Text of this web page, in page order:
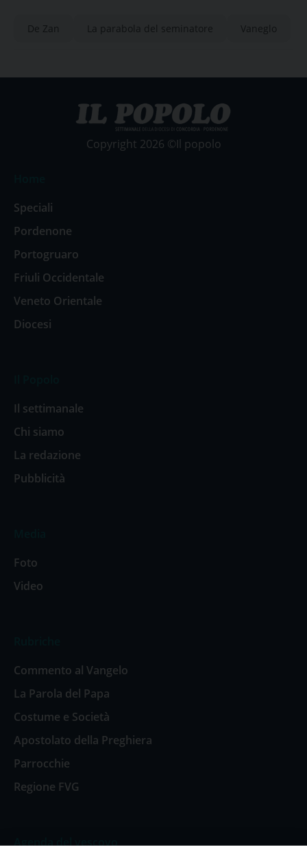
De Zan La parabola del seminatore Vaneglo
Copyright 2026 ©Il popolo
Speciali
Pordenone
Portogruaro
Friuli Occidentale
Veneto Orientale
Diocesi
Il settimanale
Chi siamo
La redazione
Pubblicità
Foto
Video
Commento al Vangelo
La Parola del Papa
Costume e Società
Apostolato della Preghiera
Parrocchie
Regione FVG
Agenda del vescovo